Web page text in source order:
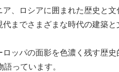
、ロシアに囲まれた歴史と文
までさまざまな時代の建築と
ッパの面影を色濃く残す歴史
っています。